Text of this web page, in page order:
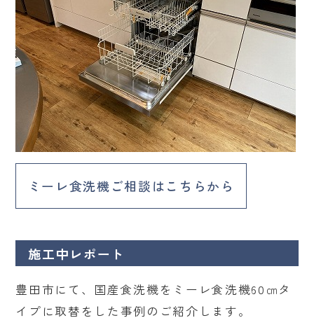
ミーレ食洗機ご相談はこちらから
施工中レポート
豊田市にて、国産食洗機をミーレ食洗機60㎝タ
イプに取替をした事例のご紹介します。